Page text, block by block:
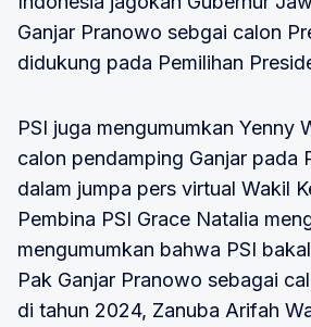
Ganjar Pranowo sebgai calon
didukung pada Pemilihan
PSI juga mengumumkan Yenny
calon pendamping Ganjar pada
dalam jumpa pers virtual Wakil
Pembina PSI Grace Natalia
mengumumkan bahwa PSI
Pak Ganjar Pranowo sebagai
di tahun 2024, Zanuba Arifah